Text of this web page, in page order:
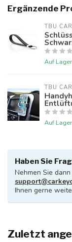
Ergänzende
TBU
Auf Lager
TBU
Auf Lager
Haben Sie
Nehmen Sie
Ihnen gerne
Zuletzt